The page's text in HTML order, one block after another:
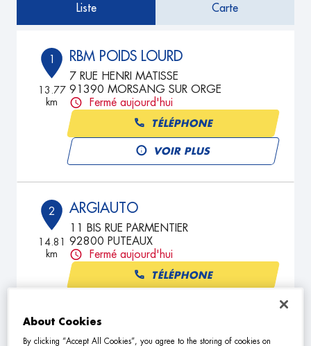
Liste Carte
1
13.77
km
RBM POIDS LOURD
7 RUE HENRI MATISSE
91390 MORSANG SUR ORGE
Fermé aujourd'hui
TÉLÉPHONE
VOIR PLUS
2
14.81
km
ARGIAUTO
11 BIS RUE PARMENTIER
92800 PUTEAUX
Fermé aujourd'hui
TÉLÉPHONE
About Cookies
By clicking “Accept All Cookies”, you agree to the storing of cookies on